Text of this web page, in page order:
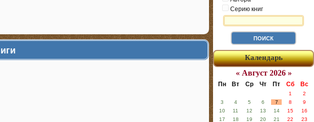
Серию книг
Календарь
« Август 2026 »
Пн Вт Ср Чт Пт Сб Вс
1
2
3
4 5 6 7 8
9
10
11 12 13 14 15
16
17
18 19 20 21 22
23